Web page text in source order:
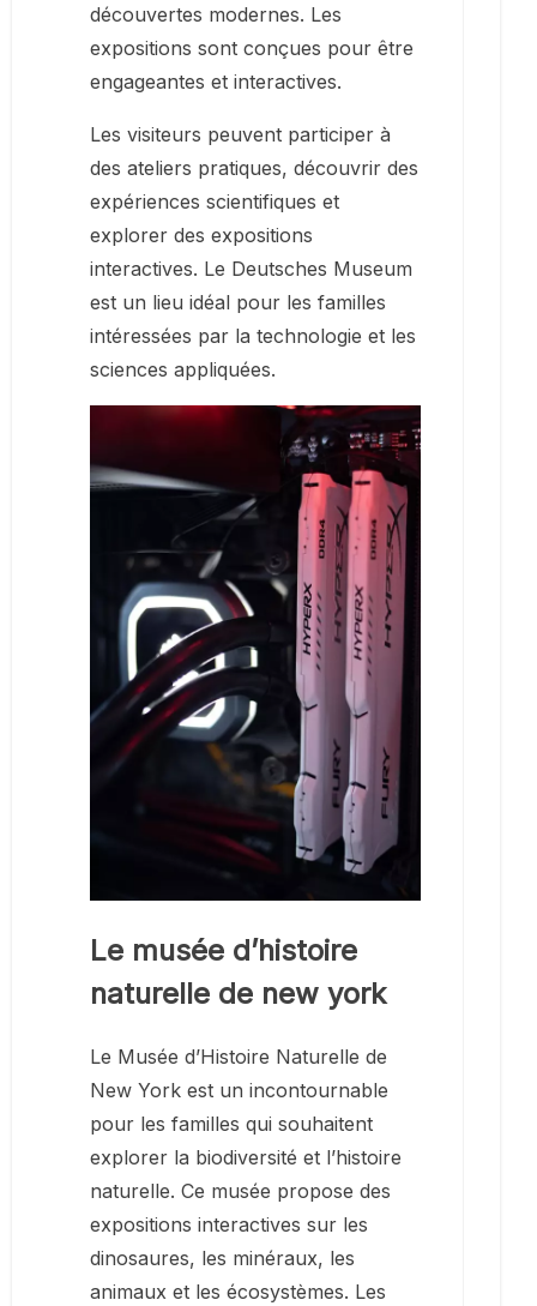
découvertes modernes. Les
expositions sont conçues pour être
engageantes et interactives.
Les visiteurs peuvent participer à
des ateliers pratiques, découvrir des
expériences scientifiques et
explorer des expositions
interactives. Le Deutsches Museum
est un lieu idéal pour les familles
intéressées par la technologie et les
sciences appliquées.
Le musée d’histoire
naturelle de new york
Le Musée d’Histoire Naturelle de
New York est un incontournable
pour les familles qui souhaitent
explorer la biodiversité et l’histoire
naturelle. Ce musée propose des
expositions interactives sur les
dinosaures, les minéraux, les
animaux et les écosystèmes. Les